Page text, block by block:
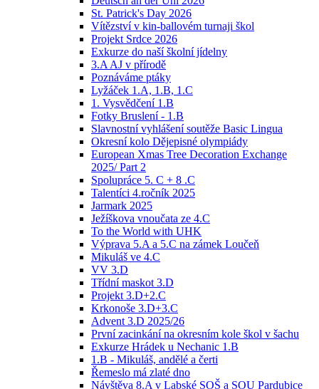
St. Patrick's Day 2026
Vítězství v kin-ballovém turnaji škol
Projekt Srdce 2026
Exkurze do naší školní jídelny
3.A AJ v přírodě
Poznáváme ptáky
Lyžáček 1.A, 1.B, 1.C
1. Vysvědčení 1.B
Fotky Bruslení - 1.B
Slavnostní vyhlášení soutěže Basic Lingua
Okresní kolo Dějepisné olympiády
European Xmas Tree Decoration Exchange
2025/ Part 2
Spolupráce 5. C + 8 .C
Talentíci 4.ročník 2025
Jarmark 2025
Ježíškova vnoučata ze 4.C
To the World with UHK
Výprava 5.A a 5.C na zámek Loučeň
Mikuláš ve 4.C
VV 3.D
Třídní maskot 3.D
Projekt 3.D+2.C
Krkonoše 3.D+3.C
Advent 3.D 2025/26
První zacinkání na okresním kole škol v šachu
Exkurze Hrádek u Nechanic 1.B
1.B - Mikuláš, andělé a čerti
Řemeslo má zlaté dno
Návštěva 8.A v Labské SOŠ a SOU Pardubice